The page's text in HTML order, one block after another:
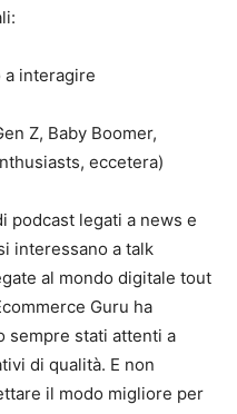
a interagire
Z, Baby Boomer,
eccetera)
podcast legati a news e
interessano a talk
al mondo digitale tout
Guru ha
sempre stati attenti a
di qualità. E non
il modo migliore per